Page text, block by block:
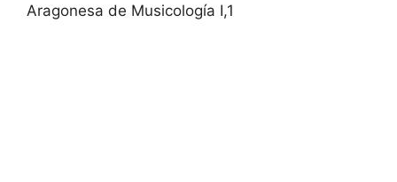
Aragonesa de Musicología I,1